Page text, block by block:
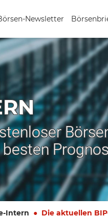
Newsletter
Intern Die aktuellen